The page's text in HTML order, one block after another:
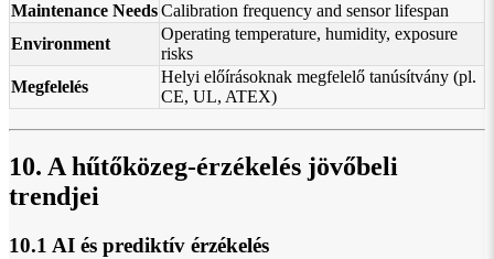
Maintenance NeedsCalibration frequency and sensor lifespan
Environment
Operating temperature, humidity, exposure
risks
Megfelelés
Helyi előírásoknak megfelelő tanúsítvány (pl.
CE, UL, ATEX)
10. A hűtőközeg-érzékelés jövőbeli
trendjei
10.1 AI és prediktív érzékelés